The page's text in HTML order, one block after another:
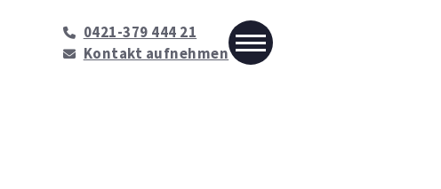
0421-379 444 21
Kontakt aufnehmen